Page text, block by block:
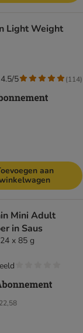
Light Weight
5 (114)
aan
Mini Adult
in Saus
x 85 g